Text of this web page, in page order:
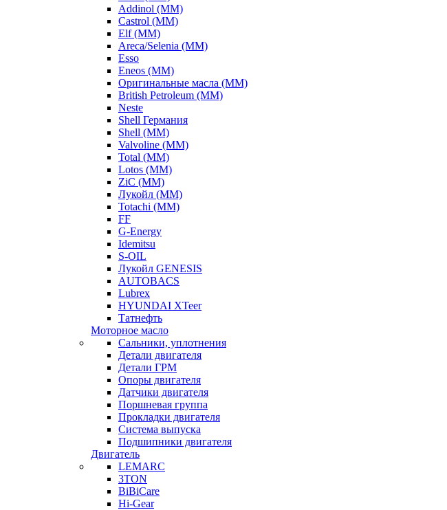
Addinol (ММ)
Castrol (ММ)
Elf (ММ)
Areca/Selenia (ММ)
Esso
Eneos (ММ)
Оригинальные масла (ММ)
British Petroleum (ММ)
Neste
Shell Германия
Shell (ММ)
Valvoline (ММ)
Total (ММ)
Lotos (ММ)
ZiC (ММ)
Лукойл (ММ)
Totachi (MM)
FF
G-Energy
Idemitsu
S-OIL
Лукойл GENESIS
AUTOBACS
Lubrex
HYUNDAI XTeer
Татнефть
Моторное масло
Сальники, уплотнения
Детали двигателя
Детали ГРМ
Опоры двигателя
Датчики двигателя
Поршневая группа
Прокладки двигателя
Система выпуска
Подшипники двигателя
Двигатель
LEMARC
3TON
BiBiCare
Hi-Gear